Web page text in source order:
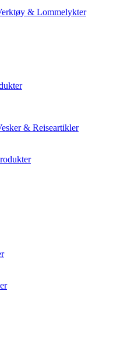
& Lommelykter
& Reiseartikler